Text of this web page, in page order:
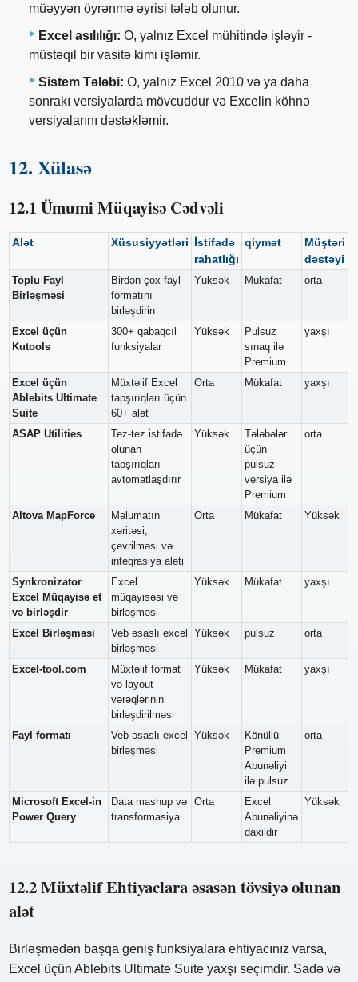
müəyyən öyrənmə əyrisi tələb olunur.
Excel asılılığı: O, yalnız Excel mühitində işləyir -
müstəqil bir vasitə kimi işləmir.
Sistem Tələbi: O, yalnız Excel 2010 və ya daha
sonrakı versiyalarda mövcuddur və Excelin köhnə
versiyalarını dəstəkləmir.
12. Xülasə
12.1 Ümumi Müqayisə Cədvəli
Alət Xüsusiyyətləri İstifadə
rahatlığı
qiymət
Müştəri
dəstəyi
Toplu Fayl
Birləşməsi
Birdən çox fayl
formatını
birləşdirin
Yüksək Mükafat orta
Excel üçün
Kutools
300+ qabaqcıl
funksiyalar
Yüksək
Pulsuz
sınaq ilə
Premium
yaxşı
Excel üçün
Ablebits Ultimate
Suite
Müxtəlif Excel
tapşırıqları üçün
60+ alət
Orta Mükafat yaxşı
ASAP Utilities
Tez-tez istifadə
olunan
tapşırıqları
avtomatlaşdırır
Yüksək
Tələbələr
üçün
pulsuz
versiya ilə
Premium
orta
Altova MapForce
Məlumatın
xəritəsi,
çevrilməsi və
inteqrasiya aləti
Orta Mükafat Yüksək
Synkronizator
Excel Müqayisə et
və birləşdir
Excel
müqayisəsi və
birləşməsi
Yüksək Mükafat yaxşı
Excel Birləşməsi
Veb əsaslı excel
birləşməsi
Yüksək pulsuz orta
Excel-tool.com
Müxtəlif format
və layout
vərəqlərinin
birləşdirilməsi
Yüksək Mükafat yaxşı
Fayl formatı
Veb əsaslı excel
birləşməsi
Yüksək
Könüllü
Premium
Abunəliyi
ilə pulsuz
orta
Microsoft Excel-in
Power Query
Data mashup və
transformasiya
Orta
Excel
Abunəliyinə
daxildir
Yüksək
12.2 Müxtəlif Ehtiyaclara əsasən tövsiyə olunan
alət
Birləşmədən başqa geniş funksiyalara ehtiyacınız varsa,
Excel üçün Ablebits Ultimate Suite yaxşı seçimdir. Sadə və